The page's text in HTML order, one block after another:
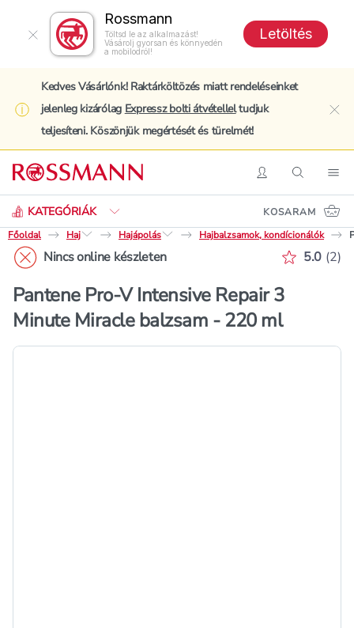
Rossmann
Töltsd le az alkalmazást!
Vásárolj gyorsan és könnyedén
a mobilodról!
Letöltés
Kedves Vásárlónk! Raktárköltözés miatt rendeléseinket
jelenleg kizárólag Expressz bolti átvételleltudjuk
teljesíteni. Köszönjük megértését és türelmét!
BelépésKeresés
KATEGÓRIÁK
Keresés
KOSARAM
Főoldal
Haj Hajápolás Hajbalzsamok, kondícionálók
Nincs online készleten 5.0 (2)
Pantene Pro-V Intensive Repair 3
Minute Miracle balzsam - 220 ml